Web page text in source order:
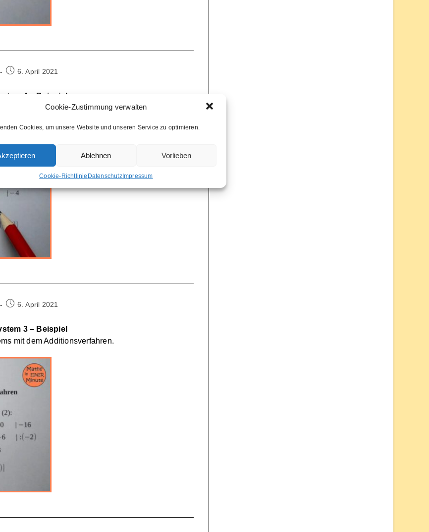
Cookie-Zustimmung verwalten
Cookies, um unsere Website und unseren Service zu optimieren.
Ablehnen Vorlieben
Cookie-Richtlinie DatenschutzImpressum
Beitrag6. April 2021
4 – Beispiel
mit dem Additionsverfahren.
Beitrag6. April 2021
3 – Beispiel
mit dem Additionsverfahren.